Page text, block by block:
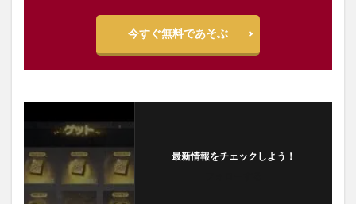
今すぐ無料であそぶ
最新情報をチェックしよう！